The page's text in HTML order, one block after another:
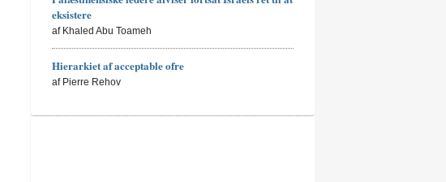
eksistere
af Khaled Abu Toameh
Hierarkiet af acceptable ofre
af Pierre Rehov